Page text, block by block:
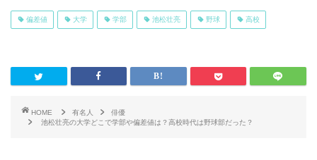
偏差値 大学 学部 池松壮亮 野球 高校
HOME 有名人
俳優
池松壮亮の大学どこで学部や偏差値は？高校時代は野球部だった？